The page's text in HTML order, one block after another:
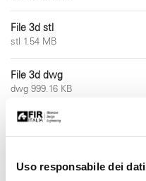
Uso responsabile dei dati
File 3d stl
stl 1.54 MB
File 3d dwg
dwg 999.16 KB